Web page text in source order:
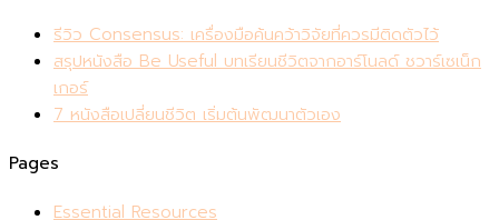
รีวิว Consensus: เครื่องมือค้นคว้าวิจัยที่ควรมีติดตัวไว้
สรุปหนังสือ Be Useful บทเรียนชีวิตจากอาร์โนลด์ ชวาร์เซเน็ก
เกอร์
7 หนังสือเปลี่ยนชีวิต เริ่มต้นพัฒนาตัวเอง
Pages
Essential Resources